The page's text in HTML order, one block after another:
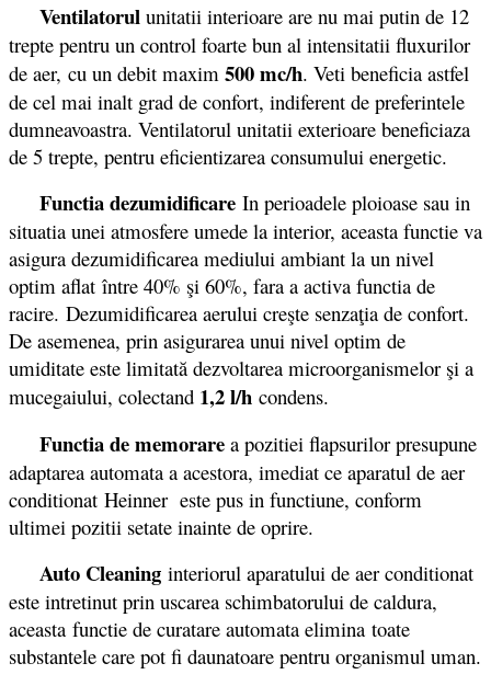
Ventilatorul unitatii interioare are nu mai putin de 12
trepte pentru un control foarte bun al intensitatii fluxurilor
de aer, cu un debit maxim 500 mc/h. Veti beneficia astfel
de cel mai inalt grad de confort, indiferent de preferintele
dumneavoastra. Ventilatorul unitatii exterioare beneficiaza
de 5 trepte, pentru eficientizarea consumului energetic.
Functia dezumidificare In perioadele ploioase sau in
situatia unei atmosfere umede la interior, aceasta functie va
asigura dezumidificarea mediului ambiant la un nivel
optim aflat între 40% şi 60%, fara a activa functia de
racire. Dezumidificarea aerului creşte senzaţia de confort.
De asemenea, prin asigurarea unui nivel optim de
umiditate este limitată dezvoltarea microorganismelor şi a
mucegaiului, colectand 1,2 l/h condens.
Functia de memorare a pozitiei flapsurilor presupune
adaptarea automata a acestora, imediat ce aparatul de aer
conditionat Heinner este pus in functiune, conform
ultimei pozitii setate inainte de oprire.
Auto Cleaning interiorul aparatului de aer conditionat
este intretinut prin uscarea schimbatorului de caldura,
aceasta functie de curatare automata elimina toate
substantele care pot fi daunatoare pentru organismul uman.